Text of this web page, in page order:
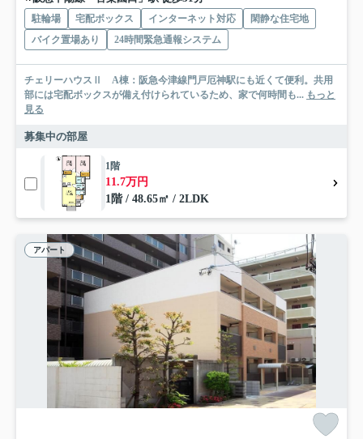
駐輪場 宅配ボックス インターネット対応
閑静な住宅地
バイク置場あり
24時間緊急通報システム
チェリーハウスⅡ A棟：阪急今津線門戸厄神駅にも近くて便利。共用
部には宅配ボックスが備え付けられているため、家で何時間も... もっと
見る
募集中の部屋
1階
11.7万円
1階 / 48.65㎡ / 2LDK
アパート